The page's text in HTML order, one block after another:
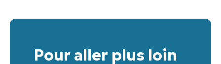
Pour aller plus loin